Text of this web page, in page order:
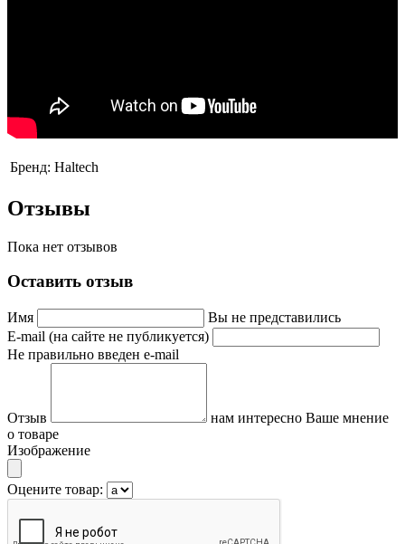
Бренд: Haltech
Отзывы
Пока нет отзывов
Оставить отзыв
Имя
Вы не представились
E-mail (на сайте не публикуется)
Не правильно введен e-mail
Отзыв
нам интересно Ваше мнение
о товаре
Изображение
Оцените товар: